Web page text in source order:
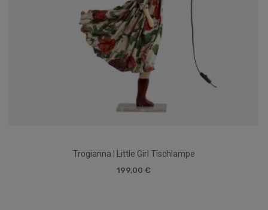
Trogianna | Little Girl Tischlampe
199,00 €